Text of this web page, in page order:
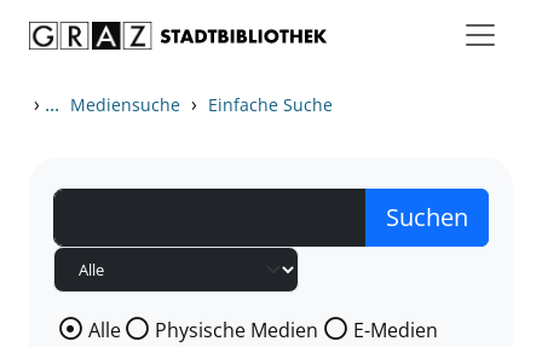
› ... Mediensuche › Einfache Suche
Wählen Sie die Medienart nach der Sie suchen wollen.
Alle Physische Medien
E-Medien